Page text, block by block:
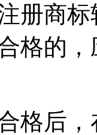
册商
格的
格后